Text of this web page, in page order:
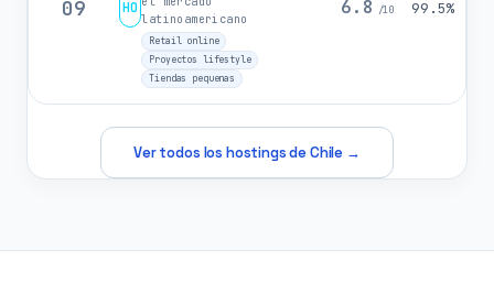
09 HO
latinoamericano
Retail online
Proyectos lifestyle
Tiendas pequenas
6.8 /10 99.5%
Ver todos los hostings de Chile →